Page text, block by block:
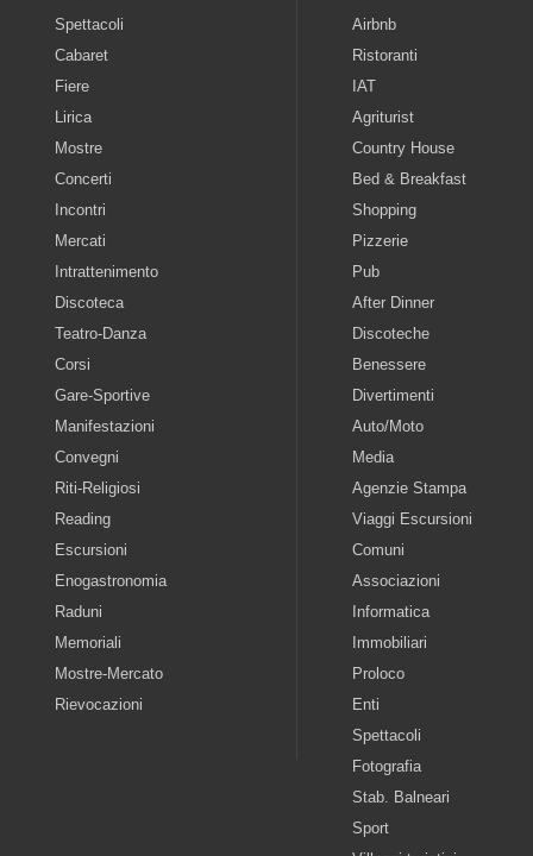
Spettacoli
Cabaret
Fiere
Lirica
Mostre
Concerti
Incontri
Mercati
Intrattenimento
Discoteca
Teatro-Danza
Corsi
Gare-Sportive
Manifestazioni
Convegni
Riti-Religiosi
Reading
Escursioni
Enogastronomia
Raduni
Memoriali
Mostre-Mercato
Rievocazioni
Airbnb
Ristoranti
IAT
Agriturist
Country House
Bed & Breakfast
Shopping
Pizzerie
Pub
After Dinner
Discoteche
Benessere
Divertimenti
Auto/Moto
Media
Agenzie Stampa
Viaggi Escursioni
Comuni
Associazioni
Informatica
Immobiliari
Proloco
Enti
Spettacoli
Fotografia
Stab. Balneari
Sport